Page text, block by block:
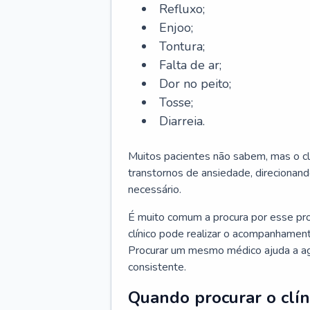
Refluxo;
Enjoo;
Tontura;
Falta de ar;
Dor no peito;
Tosse;
Diarreia.
Muitos pacientes não sabem, mas o
transtornos de ansiedade,
necessário.
É muito comum a procura por esse
clínico pode realizar o
Procurar um mesmo médico ajuda a
consistente.
Quando procurar o